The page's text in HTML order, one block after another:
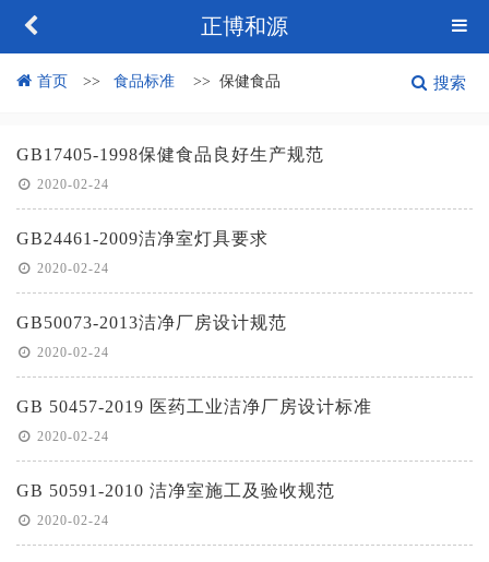
正博和源
首页 食品标准 保健食品 搜索
GB17405-1998保健食品良好生产规范
2020-02-24
GB24461-2009洁净室灯具要求
2020-02-24
GB50073-2013洁净厂房设计规范
2020-02-24
GB 50457-2019 医药工业洁净厂房设计标准
2020-02-24
GB 50591-2010 洁净室施工及验收规范
2020-02-24